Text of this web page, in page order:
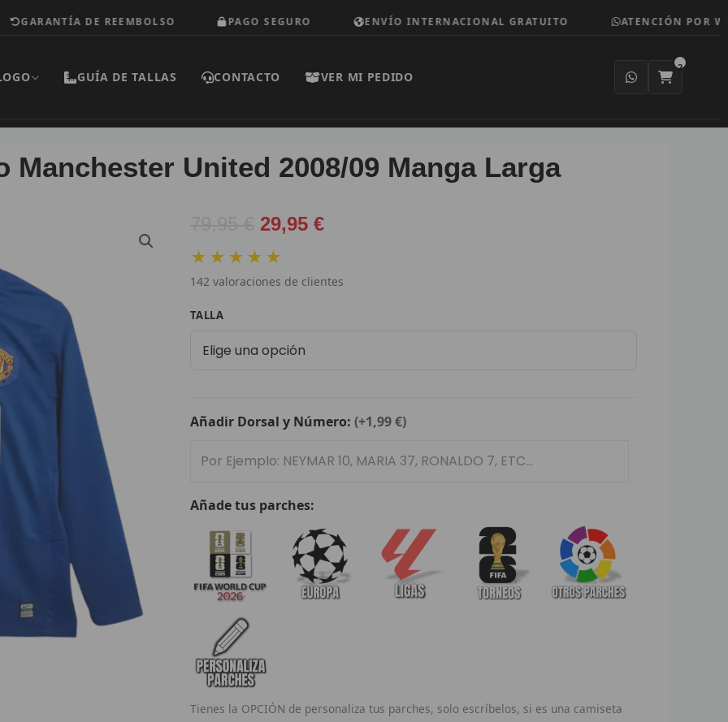
DE REEMBOLSO PAGO SEGURO ENVÍO INTERNACIONAL GRATUITO ATENCIÓN POR
GUÍA DE TALLAS CONTACTO VER MI PEDIDO
2
Manchester United 2008/09 Manga Larga
El
original
era:
29,95 €El
es:
★★★★★
142 valoraciones de clientes
TALLA
Añadir Dorsal y Número: (+1,99 €)
Añade tus parches:
Tienes la OPCIÓN de personaliza tus parches, solo escríbelos, si es una camiseta
Camiseta
Manchester
Manga
cantidad
era:
es: